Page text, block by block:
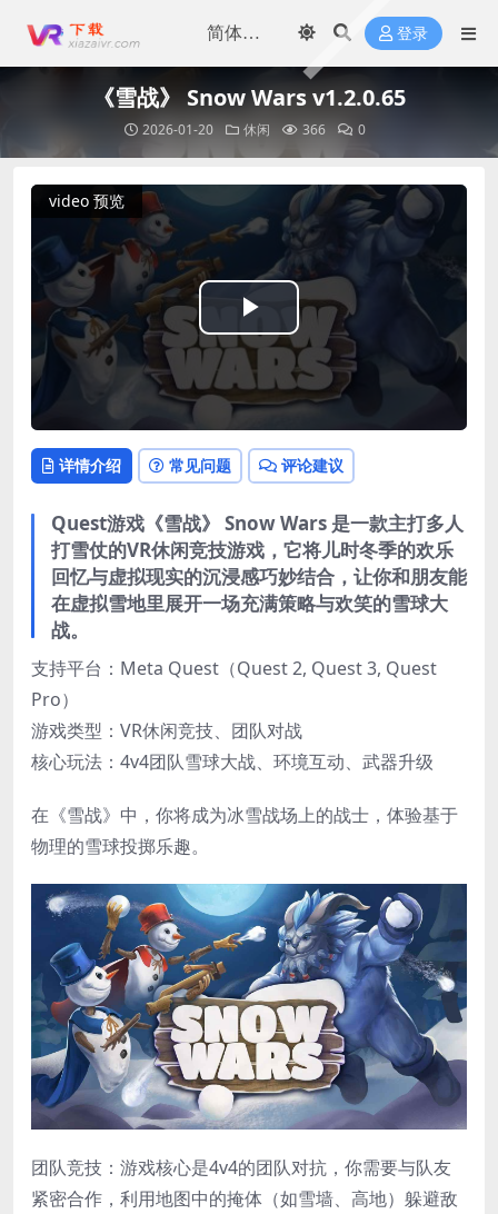
登录
《雪战》 Snow Wars v1.2.0.65
2026-01-20 休闲 366 0
video 预览
Play
Video
详情介绍 常见问题 评论建议
Quest游戏《雪战》 Snow Wars 是一款主打多人
打雪仗的VR休闲竞技游戏，它将儿时冬季的欢乐
回忆与虚拟现实的沉浸感巧妙结合，让你和朋友能
在虚拟雪地里展开一场充满策略与欢笑的雪球大
战。
支持平台：Meta Quest​（Quest 2, Quest 3, Quest
Pro）
​游戏类型：VR休闲竞技、团队对战
​核心玩法：4v4团队雪球大战、环境互动、武器升级
在《雪战》中，你将成为冰雪战场上的战士，体验基于
物理的雪球投掷乐趣。
​团队竞技​：游戏核心是4v4的团队对抗，你需要与队友
紧密合作，利用地图中的掩体（如雪墙、高地）躲避敌